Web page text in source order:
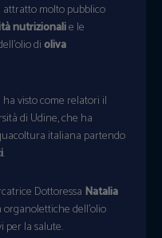
attratto molto pubblico
nutrizionalie le
dioliva
ha visto come relatori il
di Udine, che ha
italiana partendo
.
Dottoressa Natalia
dell’olio
per la salute.